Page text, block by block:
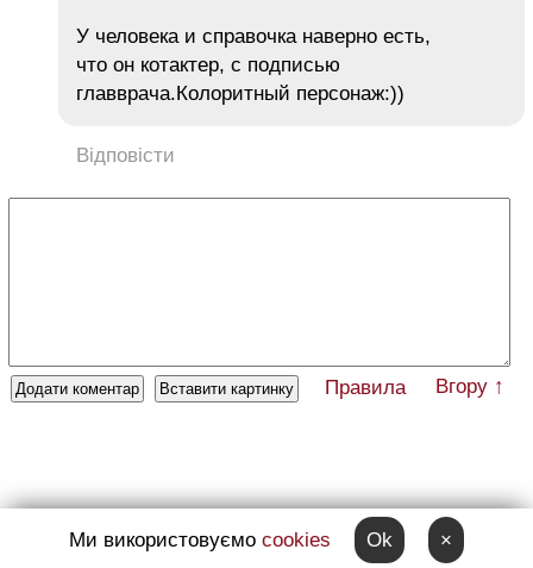
У человека и справочка наверно есть,
что он котактер, с подписью
главврача.Колоритный персонаж:))
Відповісти
Правила Вгору ↑
← На півдні України будують катери для розмінування
Ми використовуємо cookies Ok ×